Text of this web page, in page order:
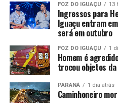
FOZ DO IGUAÇU 13
Ingressos para
Iguaçu entram
será em outubro
FOZ DO IGUAÇU 1
Homem é
trocou objetos
PARANÁ 1 dia atrás
Caminhoneiro